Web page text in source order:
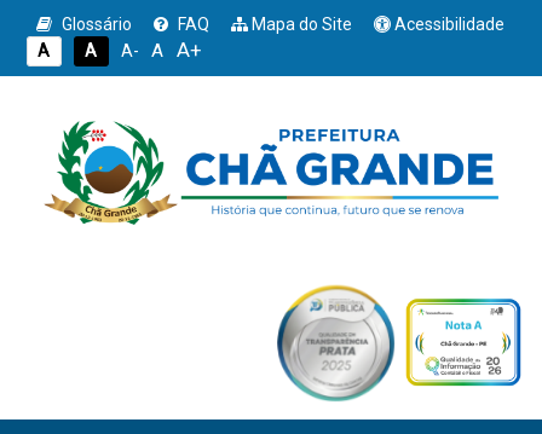
Glossário FAQ Mapa do Site
Acessibilidade
A
A A- A A+